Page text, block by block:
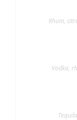
Rhum,
Vodka,